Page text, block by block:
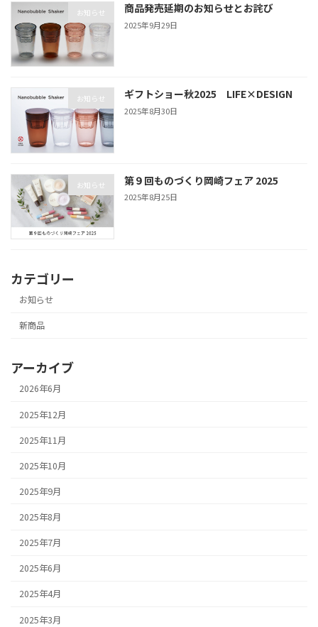
お知らせ 商品発売延期のお知らせとお詫び
2025年9月29日
お知らせ ギフトショー秋2025 LIFE×DESIGN
2025年8月30日
お知らせ 第９回ものづくり岡崎フェア 2025
2025年8月25日
カテゴリー
お知らせ
新商品
アーカイブ
2026年6月
2025年12月
2025年11月
2025年10月
2025年9月
2025年8月
2025年7月
2025年6月
2025年4月
2025年3月